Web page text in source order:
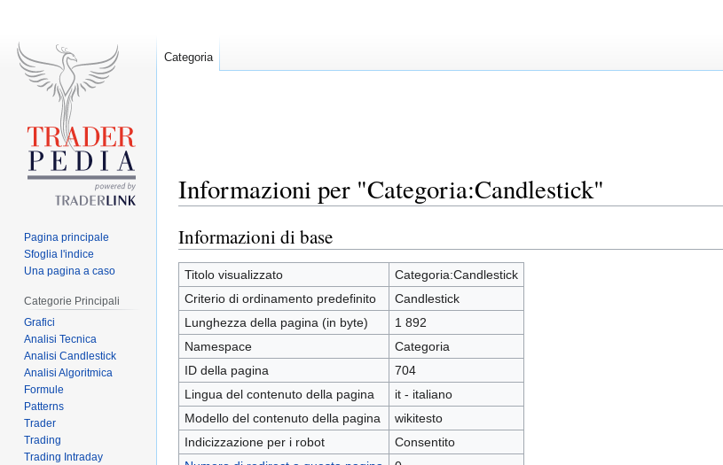
Informazioni per "Categoria:Candlestick"
Jump
to
navigation
Jump
to
search
Informazioni di base
Titolo visualizzato
Categoria:Candlestick
Criterio di ordinamento predefinito
Candlestick
Lunghezza della pagina (in byte)
1 892
Namespace
Categoria
ID della pagina
704
Lingua del contenuto della pagina
it - italiano
Modello del contenuto della pagina
wikitesto
Indicizzazione per i robot
Consentito
Categoria
Pagina principale
Sfoglia l'indice
Una pagina a caso
Categorie Principali
Grafici
Analisi Tecnica
Analisi Candlestick
Analisi Algoritmica
Formule
Patterns
Trader
Trading
Trading Intraday